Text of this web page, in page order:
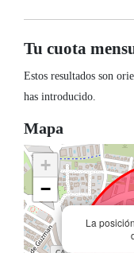
Tu cuota
Estos resultados son
has introducido.
Mapa
La
+
−